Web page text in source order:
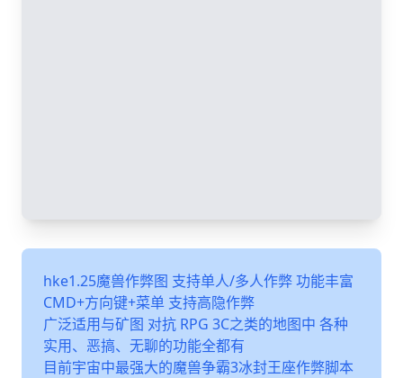
hke1.25魔兽作弊图 支持单人/多人作弊 功能丰富
CMD+方向键+菜单 支持高隐作弊
广泛适用与矿图 对抗 RPG 3C之类的地图中 各种
实用、恶搞、无聊的功能全都有
目前宇宙中最强大的魔兽争霸3冰封王座作弊脚本